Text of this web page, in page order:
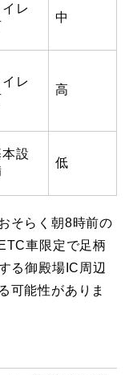
イレ
中
イレ
高
設
低
そらく朝8時前の
車限定で足柄
る御殿場IC周辺
可能性がありま